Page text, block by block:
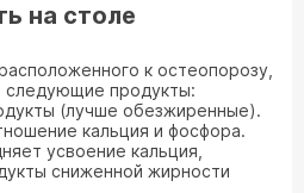
на столе
к остеопорозу,
продукты:
(лучше обезжиренные).
кальция и фосфора.
усвоение кальция,
сниженной жирности